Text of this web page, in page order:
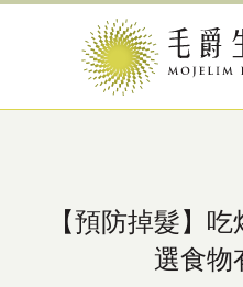
【預防掉髮】
選食物